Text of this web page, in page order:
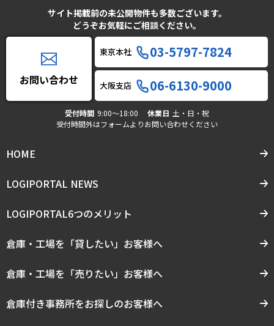
サイト掲載前の未公開物件も多数ございます。
どうぞお気軽にご相談ください。
お問い合わせ
東京本社 03-5797-7824
大阪支店 06-6130-9000
受付時間 9:00〜18:00 休業日 土・日・祝
受付時間外はフォームよりお問い合わせください
HOME
LOGIPORTAL NEWS
LOGIPORTAL6つのメリット
倉庫・工場を「貸したい」お客様へ
倉庫・工場を「売りたい」お客様へ
倉庫付き事務所をお探しのお客様へ